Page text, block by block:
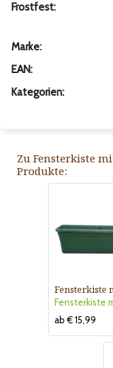
Frostfest:
Marke:
EAN:
Kategorien:
Zu Fensterkiste
Produkte:
ab € 15,99